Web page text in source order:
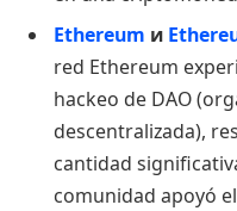
Ethereum и
red Ethereum
hackeo de DAO
descentralizada),
cantidad
comunidad apoyó